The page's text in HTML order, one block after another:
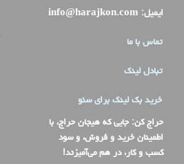
ایمیل: info@harajkon.com
تماس با ما
تبادل لینک
خرید بک لینک برای سئو
حراج کن: جایی که هیجان حراج، با
اطمینان خرید و فروش، و سود
کسب و کار، در هم می‌آمیزند!